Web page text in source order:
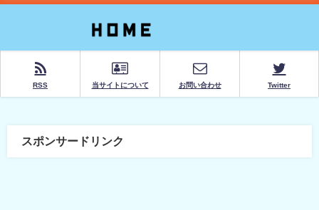
RSS 当サイトについて お問い合わせ Twitter
スポンサードリンク